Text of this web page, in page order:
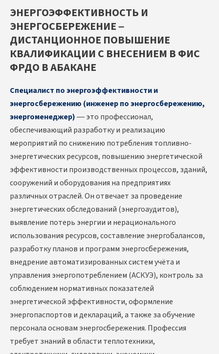
ЭНЕРГОЭФФЕКТИВНОСТЬ И
ЭНЕРГОСБЕРЕЖЕНИЕ –
ДИСТАНЦИОННОЕ ПОВЫШЕНИЕ
КВАЛИФИКАЦИИ С ВНЕСЕНИЕМ В ФИС
ФРДО В АБАКАНЕ
Специалист по энергоэффективности и
энергосбережению (инженер по энергосбережению,
энергоменеджер)— это профессионал,
обеспечивающий разработку и реализацию
мероприятий по снижению потребления топливно-
энергетических ресурсов, повышению энергетической
эффективности производственных процессов, зданий,
сооружений и оборудования на предприятиях
различных отраслей. Он отвечает за проведение
энергетических обследований (энергоаудитов),
выявление потерь энергии и нерационального
использования ресурсов, составление энергобалансов,
разработку планов и программ энергосбережения,
внедрение автоматизированных систем учёта и
управления энергопотреблением (АСКУЭ), контроль за
соблюдением нормативных показателей
энергетической эффективности, оформление
энергопаспортов и деклараций, а также за обучение
персонала основам энергосбережения. Профессия
требует знаний в области теплотехники,